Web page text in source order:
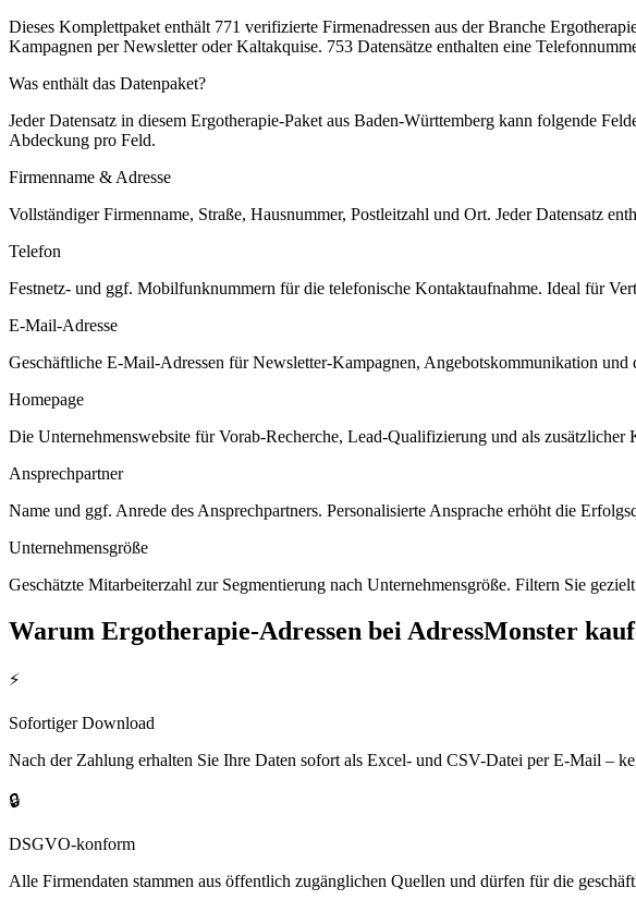
Dieses Komplettpaket enthält 771 verifizierte Firmenadressen aus der Branche
Kampagnen per Newsletter oder Kaltakquise. 753 Datensätze enthalten eine
Was enthält das Datenpaket?
Jeder Datensatz in diesem Ergotherapie-Paket aus Baden-Württemberg kann folgende
Abdeckung pro Feld.
Firmenname & Adresse
Vollständiger Firmenname, Straße, Hausnummer, Postleitzahl und Ort. Jeder Datensatz
Telefon
Festnetz- und ggf. Mobilfunknummern für die telefonische Kontaktaufnahme. Ideal für
E-Mail-Adresse
Geschäftliche E-Mail-Adressen für Newsletter-Kampagnen, Angebotskommunikation
Homepage
Die Unternehmenswebsite für Vorab-Recherche, Lead-Qualifizierung und als
Ansprechpartner
Name und ggf. Anrede des Ansprechpartners. Personalisierte Ansprache erhöht die
Unternehmensgröße
Geschätzte Mitarbeiterzahl zur Segmentierung nach Unternehmensgröße. Filtern Sie
Warum Ergotherapie-Adressen bei AdressMonster
⚡
Sofortiger Download
Nach der Zahlung erhalten Sie Ihre Daten sofort als Excel- und CSV-Datei per E-Mail –
🔒
DSGVO-konform
Alle Firmendaten stammen aus öffentlich zugänglichen Quellen und dürfen für die